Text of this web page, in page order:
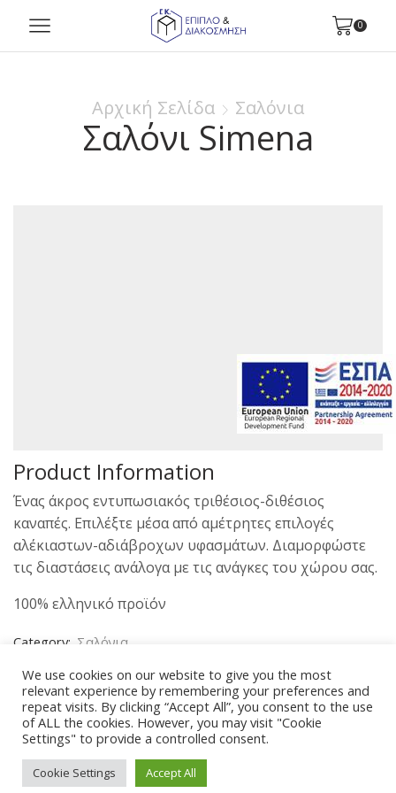
0
Αρχική Σελίδα Σαλόνια
Σαλόνι Simena
Product Information
Ένας άκρος εντυπωσιακός τριθέσιος-διθέσιος
καναπές. Επιλέξτε μέσα από αμέτρητες επιλογές
αλέκιαστων-αδιάβροχων υφασμάτων. Διαμορφώστε
τις διαστάσεις ανάλογα με τις ανάγκες του χώρου σας.
100% ελληνικό προϊόν
Category: Σαλόνια
Share:
We use cookies on our website to give you the most
relevant experience by remembering your preferences and
repeat visits. By clicking “Accept All”, you consent to the use
of ALL the cookies. However, you may visit "Cookie
Settings" to provide a controlled consent.
Cookie Settings Accept All